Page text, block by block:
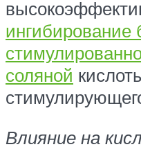
ингибирование
соляной
Влияние на